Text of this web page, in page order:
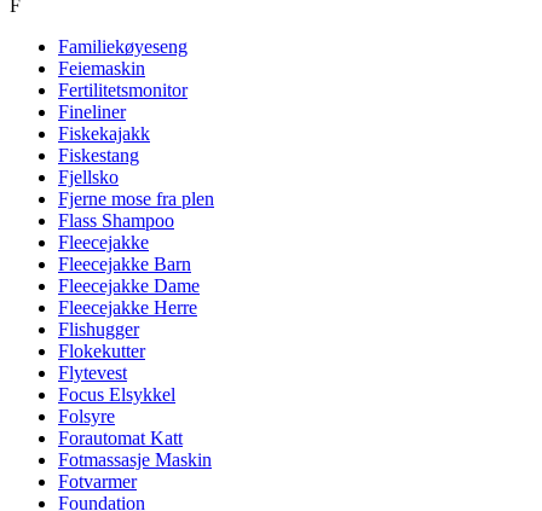
F
Familiekøyeseng
Feiemaskin
Fertilitetsmonitor
Fineliner
Fiskekajakk
Fiskestang
Fjellsko
Fjerne mose fra plen
Flass Shampoo
Fleecejakke
Fleecejakke Barn
Fleecejakke Dame
Fleecejakke Herre
Flishugger
Flokekutter
Flytevest
Focus Elsykkel
Folsyre
Forautomat Katt
Fotmassasje Maskin
Fotvarmer
Foundation